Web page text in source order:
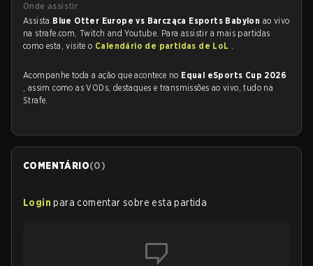
Onde assistir
Assista Blue Otter Europe vs Barcząca Esports Babylon ao vivo
na strafe.com, Twitch and Youtube. Para assistir a mais partidas
como esta, visite o Calendário de partidas de LoL .
Acompanhe toda a ação que acontece no Equal eSports Cup 2026
, assim como as VODs, destaques e transmissões ao vivo, tudo na
Strafe.
COMENTÁRIO(0)
Login para comentar sobre esta partida